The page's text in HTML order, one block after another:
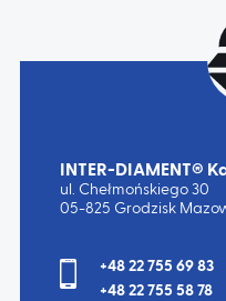
INTER-DIAMENT®
ul. Chełmońskiego 30
05-825 Grodzisk
+48 22 755 69 83
+48 22 755 58 78